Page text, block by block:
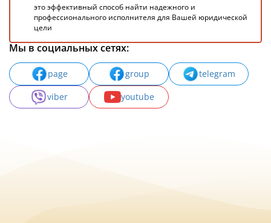
это эффективный способ найти надежного и
профессионального исполнителя для Вашей юридической
цели
Мы в социальных сетях:
page group
telegram
viber
youtube